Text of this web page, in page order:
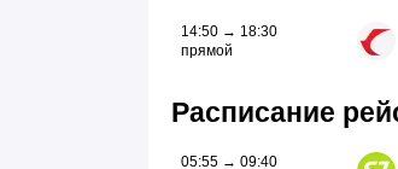
14:50 → 18:30
прямой
Расписание
05:55 → 09:40